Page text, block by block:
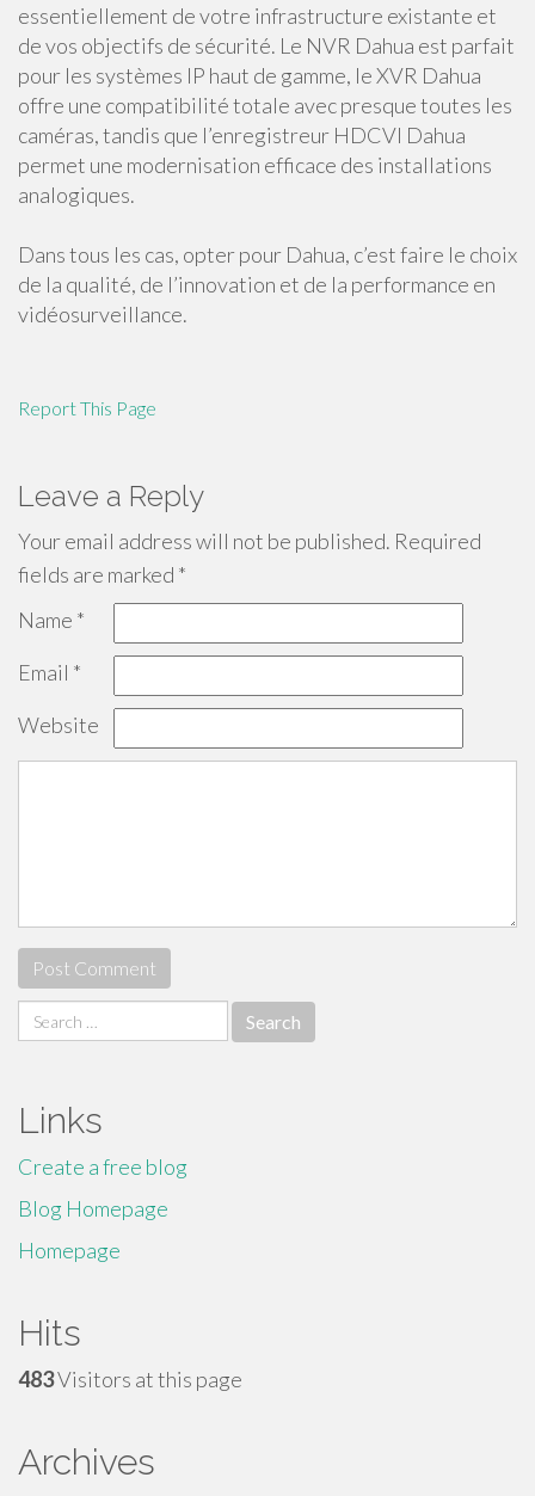
essentiellement de votre infrastructure existante et
de vos objectifs de sécurité. Le NVR Dahua est parfait
pour les systèmes IP haut de gamme, le XVR Dahua
offre une compatibilité totale avec presque toutes les
caméras, tandis que l’enregistreur HDCVI Dahua
permet une modernisation efficace des installations
analogiques.
Dans tous les cas, opter pour Dahua, c’est faire le choix
de la qualité, de l’innovation et de la performance en
vidéosurveillance.
Report This Page
Leave a Reply
Your email address will not be published. Required
fields are marked *
Name *
Email *
Website
Search
for:
Links
Create a free blog
Blog Homepage
Homepage
Hits
483Visitors at this page
Archives